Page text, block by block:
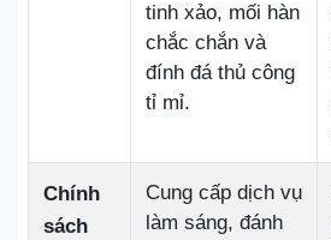
tinh xảo, mối hàn
chắc chắn và
đính đá thủ công
tỉ mỉ.
Chính
sách
Cung cấp dịch vụ
làm sáng, đánh